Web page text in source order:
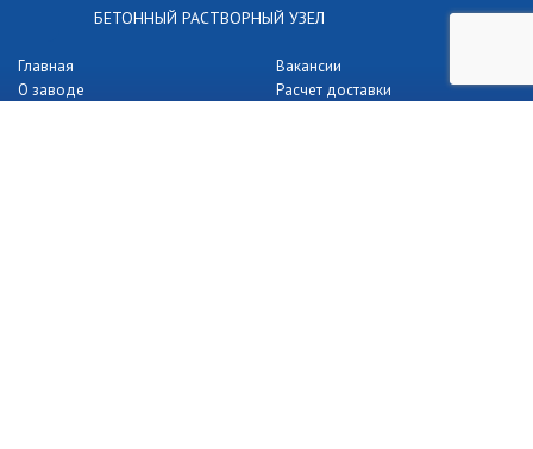
БЕТОННЫЙ РАСТВОРНЫЙ УЗЕЛ
Главная
О заводе
Вакансии
Расчет доставки